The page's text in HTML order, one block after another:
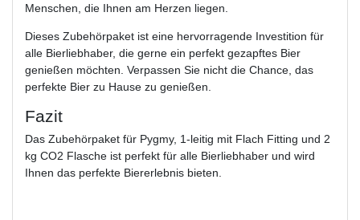
Menschen, die Ihnen am Herzen liegen.
Dieses Zubehörpaket ist eine hervorragende Investition für
alle Bierliebhaber, die gerne ein perfekt gezapftes Bier
genießen möchten. Verpassen Sie nicht die Chance, das
perfekte Bier zu Hause zu genießen.
Fazit
Das Zubehörpaket für Pygmy, 1-leitig mit Flach Fitting und 2
kg CO2 Flasche ist perfekt für alle Bierliebhaber und wird
Ihnen das perfekte Biererlebnis bieten.